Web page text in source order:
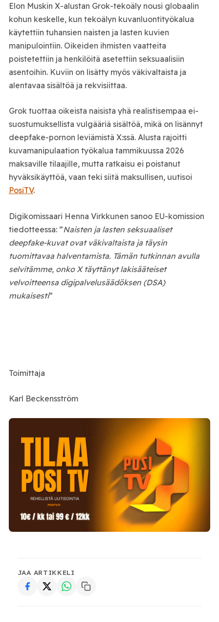
Elon Muskin X-alustan Grok-tekoäly nousi globaalin
kohun keskelle, kun tekoälyn kuvanluontityökalua
käytettiin tuhansien naisten ja lasten kuvien
manipulointiin. Oikeiden ihmisten vaatteita
poistetettiin ja henkilöitä asetettiin seksuaalisiin
asentoihin. Kuviin on lisätty myös väkivaltaista ja
alentavaa sisältöä ja rekvisiittaa.
Grok tuottaa oikeista naisista yhä realistisempaa ei-
suostumuksellista vulgääriä sisältöä, mikä on lisännyt
deepfake-pornon leviämistä X:ssä. Alusta rajoitti
kuvamanipulaation työkalua tammikuussa 2026
maksaville tilaajille, mutta ratkaisu ei poistanut
hyväksikäyttöä, vaan teki siitä maksullisen, uutisoi
PosiTV.
Digikomissaari Henna Virkkunen sanoo EU-komission
tiedotteessa: ”Naisten ja lasten seksuaaliset
deepfake-kuvat ovat väkivaltaista ja täysin
tuomittavaa halventamista. Tämän tutkinnan avulla
selvitämme, onko X täyttänyt lakisääteiset
velvoitteensa digipalvelusäädöksen (DSA)
mukaisesti”
Toimittaja
Karl Beckensström
JAA ARTIKKELI